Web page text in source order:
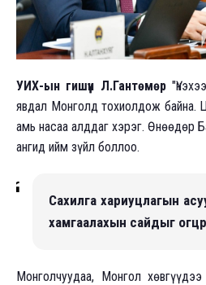
УИХ-ын гишүүн Л.Гантөмөр
явдал Монголд тохиолдож байна.
амь насаа алддаг хэрэг. Өнөөдөр
ангид ийм зүйл боллоо.
Сахилга хариуцлагын
хамгаалахын сайдыг
Монголчуудаа, Монгол